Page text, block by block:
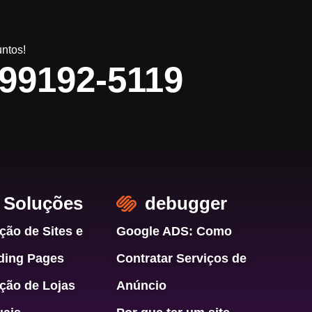
5119
Soluções
de Sites e
Pages
de Lojas
debugger
Google ADS: Como
Contratar Serviços de
Anúncio